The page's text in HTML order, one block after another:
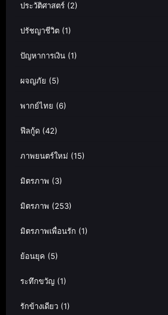
ประวัติศาสตร์ (2)
ปรัชญาชีวิต (1)
ปัญหาการเงิน (1)
ผจญภัย (5)
พากย์ไทย (6)
ฟีลกู้ด (42)
ภาพยนตร์ใหม่ (15)
มิตรภาพ (3)
มิตรภาพ (253)
มิตรภาพเพื่อนรัก (1)
ย้อนยุค (5)
ระทึกขวัญ (1)
รักข้างเดียว (1)